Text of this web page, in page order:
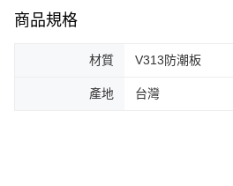
商品規格
材質 V313防潮板
產地 台灣